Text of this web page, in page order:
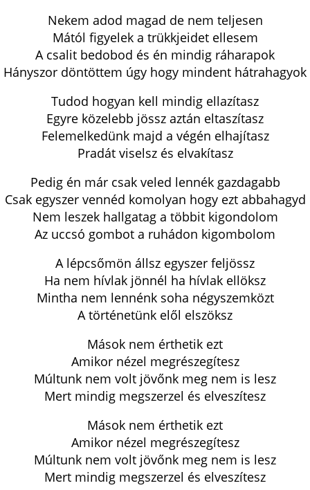
Nekem adod magad de nem teljesen
Mától figyelek a trükkjeidet ellesem
A csalit bedobod és én mindig ráharapok
Hányszor döntöttem úgy hogy mindent hátrahagyok
Tudod hogyan kell mindig ellazítasz
Egyre közelebb jössz aztán eltaszítasz
Felemelkedünk majd a végén elhajítasz
Pradát viselsz és elvakítasz
Pedig én már csak veled lennék gazdagabb
Csak egyszer vennéd komolyan hogy ezt abbahagyd
Nem leszek hallgatag a többit kigondolom
Az uccsó gombot a ruhádon kigombolom
A lépcsőmön állsz egyszer feljössz
Ha nem hívlak jönnél ha hívlak ellöksz
Mintha nem lennénk soha négyszemközt
A történetünk elől elszöksz
Mások nem érthetik ezt
Amikor nézel megrészegítesz
Múltunk nem volt jövőnk meg nem is lesz
Mert mindig megszerzel és elveszítesz
Mások nem érthetik ezt
Amikor nézel megrészegítesz
Múltunk nem volt jövőnk meg nem is lesz
Mert mindig megszerzel és elveszítesz